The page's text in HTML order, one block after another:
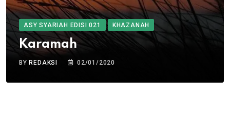
ASY SYARIAH EDISI 021 KHAZANAH
Karamah
BYREDAKSI 02/01/2020